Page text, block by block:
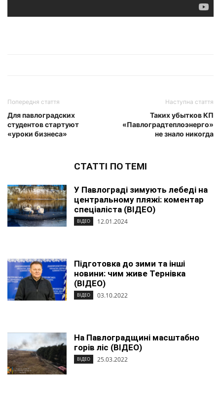
Попередня стаття
Для павлоградских
студентов стартуют
«уроки бизнеса»
Наступна стаття
Таких убытков КП
«Павлоградтеплоэнерго»
не знало никогда
СТАТТІ ПО ТЕМІ
У Павлограді зимують лебеді на
центральному пляжі: коментар
спеціаліста (ВІДЕО)
ВІДЕО 12.01.2024
Підготовка до зими та інші
новини: чим живе Тернівка
(ВІДЕО)
ВІДЕО 03.10.2022
На Павлоградщині масштабно
горів ліс (ВІДЕО)
ВІДЕО 25.03.2022